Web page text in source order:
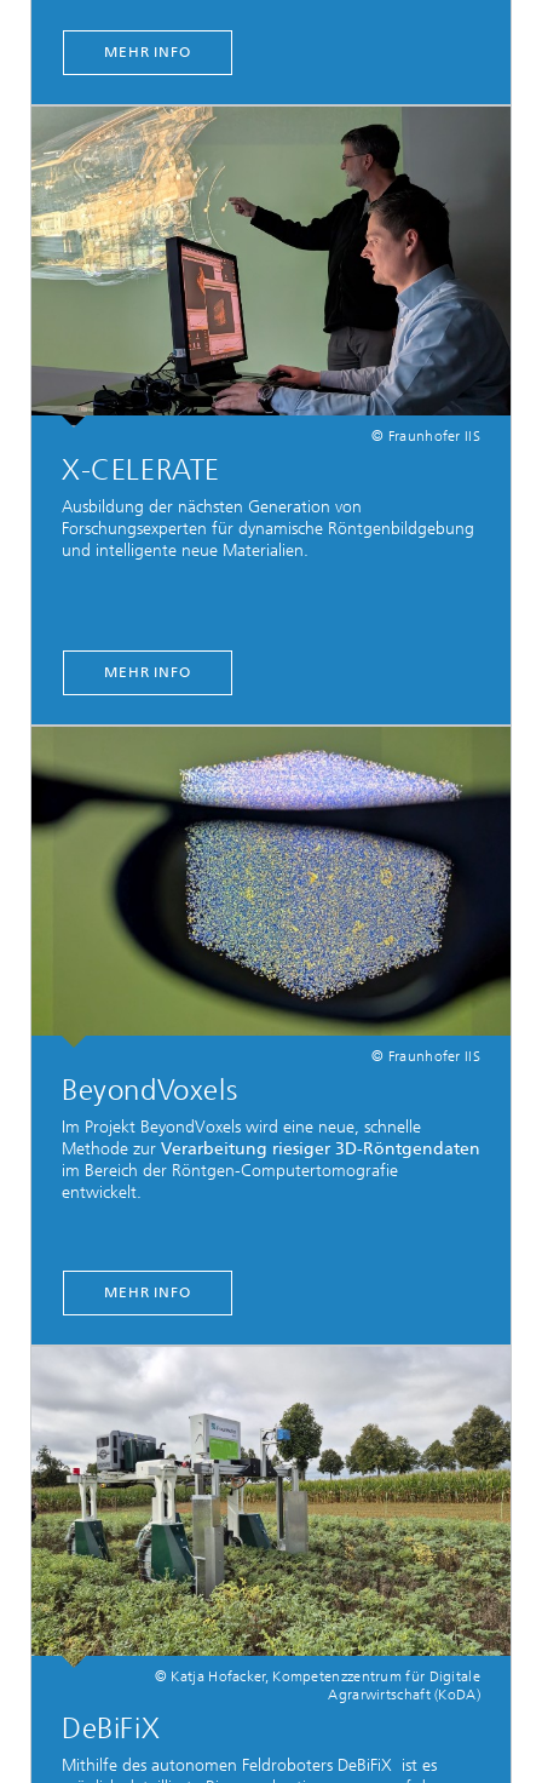
MEHR INFO
© Fraunhofer IIS
X-CELERATE
Ausbildung der nächsten Generation von
Forschungsexperten für dynamische Röntgenbildgebung
und intelligente neue Materialien.
MEHR INFO
© Fraunhofer IIS
BeyondVoxels
Im Projekt BeyondVoxels wird eine neue, schnelle
Methode zur Verarbeitung riesiger 3D-Röntgendaten
im Bereich der Röntgen-Computertomografie
entwickelt.
MEHR INFO
© Katja Hofacker, Kompetenzzentrum für Digitale
Agrarwirtschaft (KoDA)
DeBiFiX
Mithilfe des autonomen Feldroboters DeBiFiX ist es